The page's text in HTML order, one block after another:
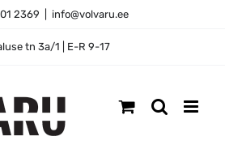
2369 info@volvaru.ee
tn 3a/1 | E-R 9-17